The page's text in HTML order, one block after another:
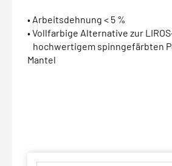
• Arbeitsdehnung < 5 %
• Vollfarbige Alternative zur
hochwertigem spinngefärbten
Mantel